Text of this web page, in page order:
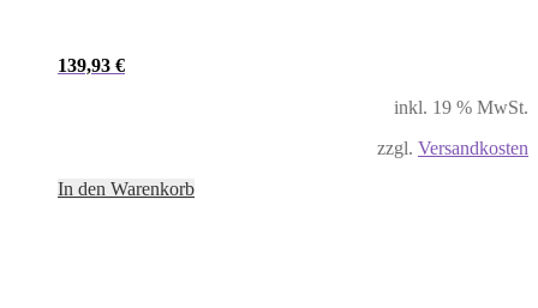
139,93 €
inkl. 19 % MwSt.
zzgl. Versandkosten
In den Warenkorb